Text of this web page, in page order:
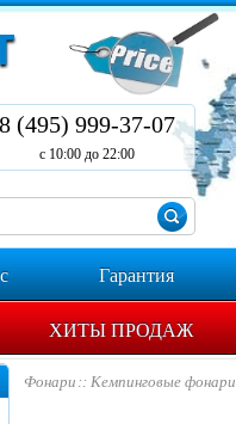
8 (495) 999-37-07
с 10:00 до 22:00
Гарантия
ХИТЫ ПРОДАЖ
Фонари Кемпинговые фонари